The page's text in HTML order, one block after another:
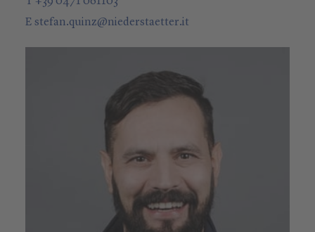
Estefan.quinz@niederstaetter.it